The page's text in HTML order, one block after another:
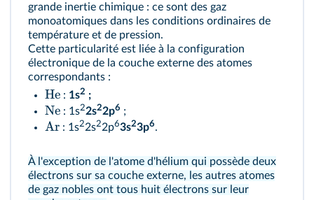
grande inertie chimique : ce sont des gaz
monoatomiques dans les conditions ordinaires de
température et de pression.
Cette particularité est liée à la configuration
électronique de la couche externe des atomes
correspondants :
He : 1s2 ;
Ne : 1s22s22p6 ;
Ar : 1s22s22p63s23p6.
À l'exception de l'atome d'hélium qui possède deux
électrons sur sa couche externe, les autres atomes
de gaz nobles ont tous huit électrons sur leur